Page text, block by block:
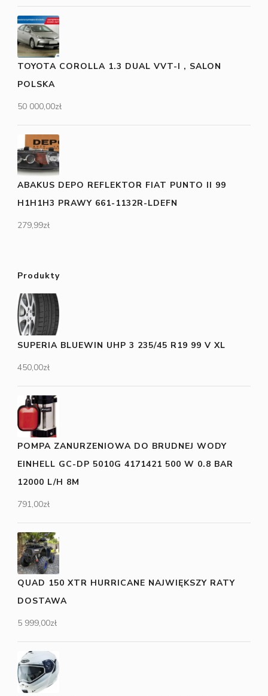
TOYOTA COROLLA 1.3 DUAL VVT-I , SALON
POLSKA
50 000,00zł
ABAKUS DEPO REFLEKTOR FIAT PUNTO II 99
H1H1H3 PRAWY 661-1132R-LDEFN
279,99zł
Produkty
SUPERIA BLUEWIN UHP 3 235/45 R19 99 V XL
450,00zł
POMPA ZANURZENIOWA DO BRUDNEJ WODY
EINHELL GC-DP 5010G 4171421 500 W 0.8 BAR
12000 L/H 8M
791,00zł
QUAD 150 XTR HURRICANE NAJWIĘKSZY RATY
DOSTAWA
5 999,00zł